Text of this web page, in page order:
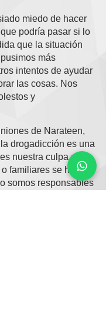
miedo de hacer
podría pasar si lo
que la situación
más
intentos de ayudar
las cosas. Nos
y
de Narateen,
drogadicción es una
nuestra culpa que
familiares se hayan
somos responsables